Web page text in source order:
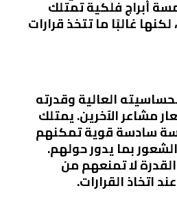
أبراج فلكية تمتلك
غالبًا ما تتخذ قرارات
العالية وقدرته
مشاعر الآخرين. يمتلك
سادسة قوية تمكنهم
بما يدور حولهم.
لا تمنعهم من
اتخاذ القرارات.